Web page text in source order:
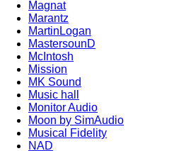
Magnat
Marantz
MartinLogan
MastersounD
McIntosh
Mission
MK Sound
Music hall
Monitor Audio
Moon by SimAudio
Musical Fidelity
NAD